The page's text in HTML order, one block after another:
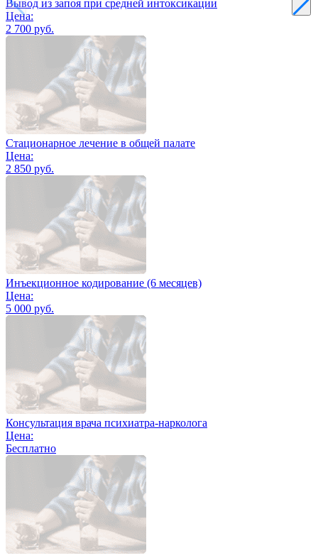
Вывод из запоя при средней интоксикации
Цена:
2 700 руб.
Стационарное лечение в общей палате
Цена:
2 850 руб.
Инъекционное кодирование (6 месяцев)
Цена:
5 000 руб.
Консультация врача психиатра-нарколога
Цена:
Бесплатно